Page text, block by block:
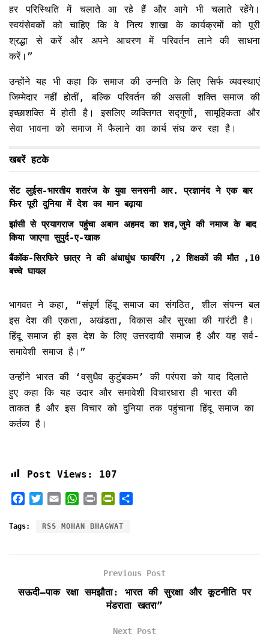
हर परिस्थिति में चलाते आ रहे हैं और आगे भी चलाते रहेंगे।
स्वयंसेवकों को चाहिए कि वे नित्य शाखा के कार्यक्रमों को पूरी
श्रद्धा से करें और अपने आचरण में परिवर्तन लाने की साधना
करें।”
उन्होंने यह भी कहा कि समाज की उन्नति के लिए सिर्फ व्यवस्थाएं
जिम्मेदार नहीं होतीं, बल्कि परिवर्तन की असली शक्ति समाज की
इच्छाशक्ति में होती है। इसलिए व्यक्तिगत सद्गुणों, सामूहिकता और
सेवा भावना को समाज में फैलाने का कार्य संघ कर रहा है।
खबरें हटके
सेंट लुईस-भारतीय शतरंज के युवा सनसनी आर. प्रज्ञानंद ने एक बार
फिर पूरी दुनिया में देश का मान बढ़ाया
झांसी से प्रयागराज पहुंचा अबान अहमद का शव,जुमे की नमाज के बाद
किया जाएगा सुपुर्द-ए-खाक
बैंकॉक-सिरफिरे छात्र ने की अंधाधुंध फायरिंग ,2 शिक्षकों की मौत ,10
बच्चे घायल
भागवत ने कहा, “संपूर्ण हिंदू समाज का संगठित, शील संपन्न बल
इस देश की एकता, अखंडता, विकास और सुरक्षा की गारंटी है।
हिंदू समाज ही इस देश के लिए उत्तरदायी समाज है और यह सर्व-
समावेशी समाज है।”
उन्होंने भारत की ‘वसुधैव कुटुंबकम’ की परंपरा को याद दिलाते
हुए कहा कि यह उदार और समावेशी विचारधारा ही भारत की
ताकत है और इस विचार को दुनिया तक पहुंचाना हिंदू समाज का
कर्तव्य है।
Post Views: 107
c
k
i
a
a
p
i
i
r
i
e
d
Tags: RSS MOHAN BHAGWAT
Previous Post
सऊदी–पाक रक्षा समझौता: भारत की सुरक्षा और कूटनीति पर
मंडराता खतरा”
Next Post